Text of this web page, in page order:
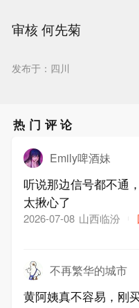
审核 何先菊
发布于：四川
热门评论
Emily啤酒妹
听说那边信号都不通
太揪心了
2026-07-08 山西临汾
不再繁华的城市
黄阿姨真不容易，刚